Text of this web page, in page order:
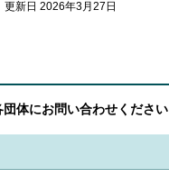
新日 2026年3月27日
体にお問い合わせください